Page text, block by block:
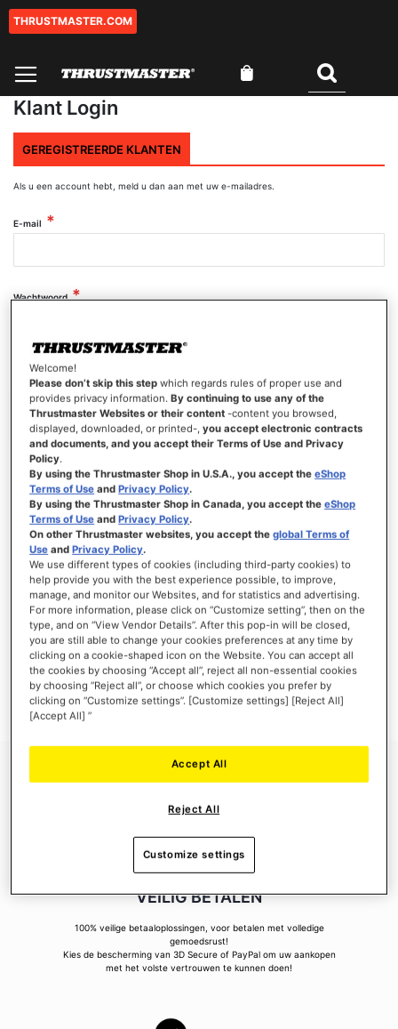
Ga
inhoud
THRUSTMASTER.COM
Klant Login
GEREGISTREERDE KLANTEN
Als u een account hebt, meld u dan aan met uw e-mailadres.
E-mail
Wachtwoord
Wachtwoord tonen
INLOGGEN
Wachtwoord vergeten?
NIEUWE KLANTEN
Het aanmaken van een account heeft vele voordelen: sneller afhandelen, meer dan
één adres registreren, volgen van bestellingen en meer.
ACCOUNT AANMAKEN
VEILIG BETALEN
100% veilige betaaloplossingen, voor betalen met volledige
gemoedsrust!
Kies de bescherming van 3D Secure of PayPal om uw aankopen
met het volste vertrouwen te kunnen doen!
Welcome!
Please don’t skip this step which regards rules of proper use and
provides privacy information.By continuing to use any of the
Thrustmaster Websites or their content -content you browsed,
displayed, downloaded, or printed-,you accept electronic contracts
and documents, and you accept their Terms of Use and Privacy
Policy.
By using the Thrustmaster Shop in U.S.A., you accept theeShop
Terms of Use andPrivacy Policy.
By using the Thrustmaster Shop in Canada, you accept theeShop
Terms of Use andPrivacy Policy.
On other Thrustmaster websites, you accept theglobal Terms of
Use andPrivacy Policy.
We use different types of cookies (including third-party cookies) to
help provide you with the best experience possible, to improve,
manage, and monitor our Websites, and for statistics and advertising.
For more information, please click on “Customize setting”, then on the
type, and on “View Vendor Details”. After this pop-in will be closed,
you are still able to change your cookies preferences at any time by
clicking on a cookie-shaped icon on the Website. You can accept all
the cookies by choosing “Accept all”, reject all non-essential cookies
by choosing “Reject all”, or choose which cookies you prefer by
clicking on “Customize settings”. [Customize settings] [Reject All]
[Accept All] ”
Reject All
Accept All
Customize settings